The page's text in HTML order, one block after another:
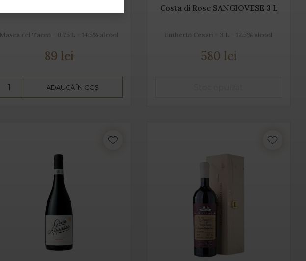
Masca del Tacco - 0.75 L - 14.5% alcool
89 lei
ADAUGĂ ÎN COȘ
Costa di Rose SANGIOVESE 3 L
Umberto Cesari - 3 L - 12.5% alcool
580 lei